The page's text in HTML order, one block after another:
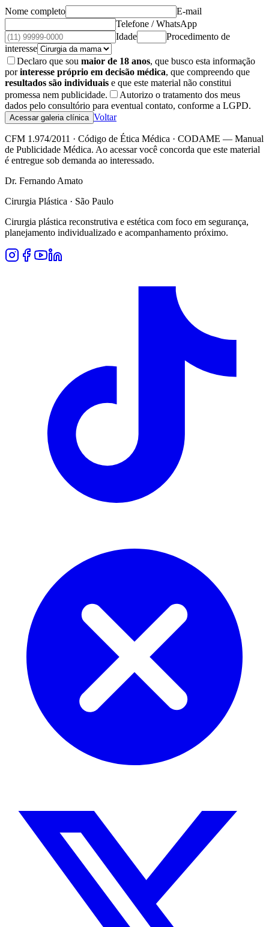
Nome completo
E-mail
Telefone / WhatsApp
Idade
Procedimento de
interesse
Declaro que sou maior de 18 anos, que busco esta informação
por interesse próprio em decisão médica, que compreendo que
resultados são individuais e que este material não constitui
promessa nem publicidade.
Autorizo o tratamento dos meus
dados pelo consultório para eventual contato, conforme a LGPD.
Acessar galeria clínica Voltar
CFM 1.974/2011 · Código de Ética Médica · CODAME — Manual
de Publicidade Médica. Ao acessar você concorda que este material
é entregue sob demanda ao interessado.
Dr. Fernando Amato
Cirurgia Plástica · São Paulo
Cirurgia plástica reconstrutiva e estética com foco em segurança,
planejamento individualizado e acompanhamento próximo.